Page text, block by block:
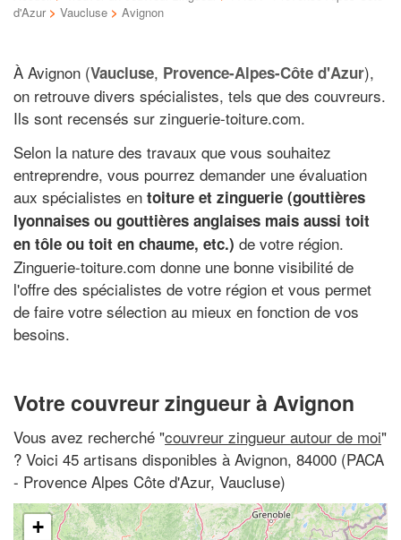
d'Azur > Vaucluse > Avignon
À Avignon (Vaucluse, Provence-Alpes-Côte d'Azur),
on retrouve divers spécialistes, tels que des couvreurs.
Ils sont recensés sur zinguerie-toiture.com.
Selon la nature des travaux que vous souhaitez
entreprendre, vous pourrez demander une évaluation
aux spécialistes en toiture et zinguerie (gouttières
lyonnaises ou gouttières anglaises mais aussi toit
en tôle ou toit en chaume, etc.) de votre région.
Zinguerie-toiture.com donne une bonne visibilité de
l'offre des spécialistes de votre région et vous permet
de faire votre sélection au mieux en fonction de vos
besoins.
Votre couvreur zingueur à Avignon
Vous avez recherché "couvreur zingueur autour de moi"
? Voici 45 artisans disponibles à Avignon, 84000 (PACA
- Provence Alpes Côte d'Azur, Vaucluse)
+